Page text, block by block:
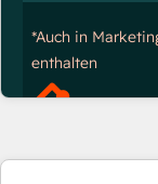
*Auch in
enthalten